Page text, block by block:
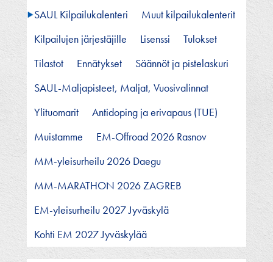
SAUL Kilpailukalenteri
Muut kilpailukalenterit
Kilpailujen järjestäjille
Lisenssi
Tulokset
Tilastot
Ennätykset
Säännöt ja pistelaskuri
SAUL-Maljapisteet, Maljat, Vuosivalinnat
Ylituomarit
Antidoping ja erivapaus (TUE)
Muistamme
EM-Offroad 2026 Rasnov
MM-yleisurheilu 2026 Daegu
MM-MARATHON 2026 ZAGREB
EM-yleisurheilu 2027 Jyväskylä
Kohti EM 2027 Jyväskylää